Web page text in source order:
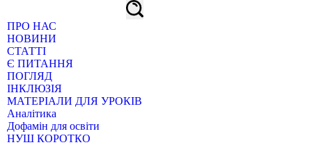
ПРО НАС
НОВИНИ
СТАТТІ
Є ПИТАННЯ
ПОГЛЯД
ІНКЛЮЗІЯ
МАТЕРІАЛИ ДЛЯ УРОКІВ
Аналітика
Дофамін для освіти
НУШ КОРОТКО